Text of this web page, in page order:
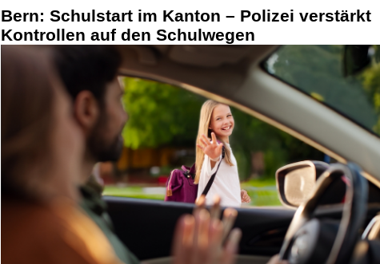
Bern: Schulstart im Kanton – Polizei verstärkt
Kontrollen auf den Schulwegen